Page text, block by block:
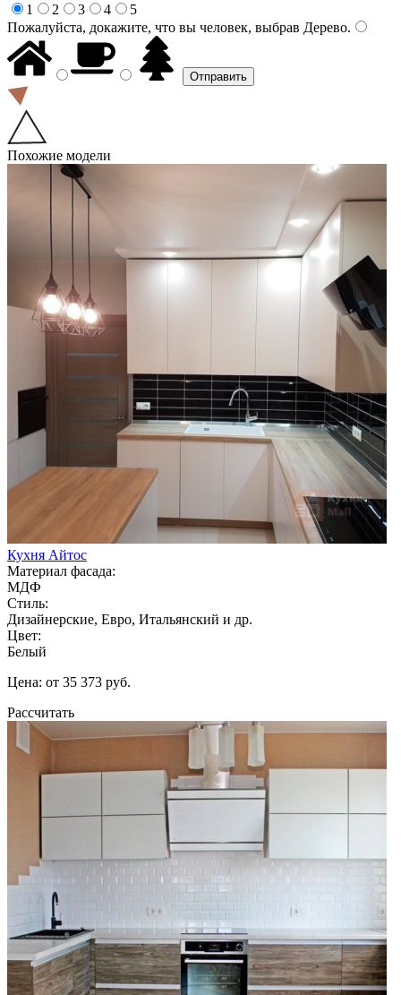
1
2 3 4
5
Пожалуйста, докажите, что вы человек, выбрав Дерево.
Похожие модели
Кухня Айтос
Материал фасада:
МДФ
Стиль:
Дизайнерские, Евро, Итальянский и др.
Цвет:
Белый
Цена: от 35 373 руб.
Рассчитать